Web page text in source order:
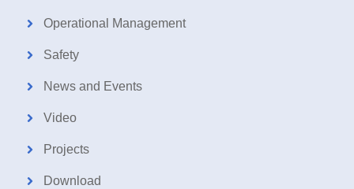
Operational Management
Safety
News and Events
Video
Projects
Download